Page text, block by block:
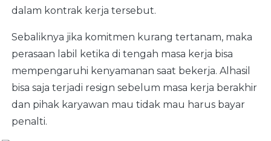
dalam kontrak kerja tersebut.
Sebaliknya jika komitmen kurang tertanam, maka
perasaan labil ketika di tengah masa kerja bisa
mempengaruhi kenyamanan saat bekerja. Alhasil
bisa saja terjadi resign sebelum masa kerja berakhir
dan pihak karyawan mau tidak mau harus bayar
penalti.